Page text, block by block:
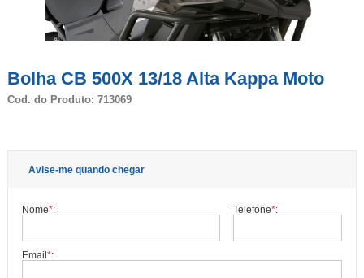
Bolha CB 500X 13/18 Alta Kappa Moto
Cod. do Produto: 713069
Avise-me quando chegar
Nome*: Telefone*:
Email*: